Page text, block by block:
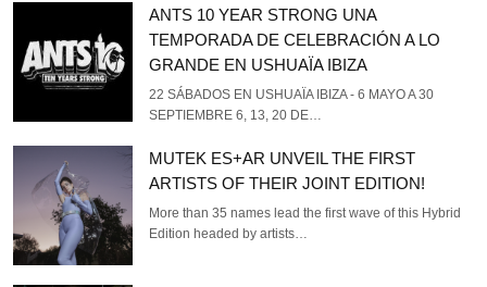
ANTS 10 YEAR STRONG UNA
TEMPORADA DE CELEBRACIÓN A LO
GRANDE EN USHUAÏA IBIZA
22 SÁBADOS EN USHUAÏA IBIZA - 6 MAYO A 30
SEPTIEMBRE 6, 13, 20 DE…
MUTEK ES+AR UNVEIL THE FIRST
ARTISTS OF THEIR JOINT EDITION!
More than 35 names lead the first wave of this Hybrid
Edition headed by artists…